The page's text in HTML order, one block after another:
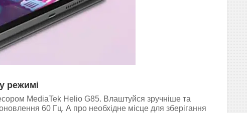
режимі
MediaTek Helio G85. Влаштуйся зручніше та
60 Гц. А про необхідне місце для зберігання